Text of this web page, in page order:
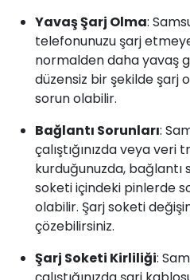
Yavaş Şarj Olma:
telefonunuzu şarj
normalden daha yavaş
düzensiz bir şekilde şarj
sorun olabilir.
Bağlantı Sorunları:
çalıştığınızda veya
kurduğunuzda, bağlantı
soketi içindeki pinlerde
olabilir. Şarj soketi
çözebilirsiniz.
Şarj Soketi Kirliliği: